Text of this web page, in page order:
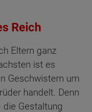
Reich
Eltern ganz
ist es
Geschwistern um
handelt. Denn
Gestaltung